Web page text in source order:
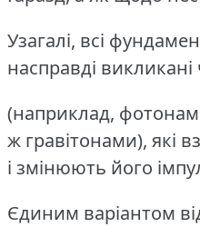
Узагалі, всі
насправді
(наприклад,
ж гравітонами), які
і змінюють його
Єдиним варіантом